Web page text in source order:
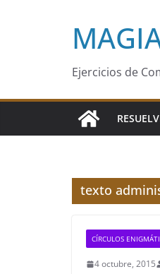
Ejercicios de
texto
CÍRCULOS
4 octubre, 2015